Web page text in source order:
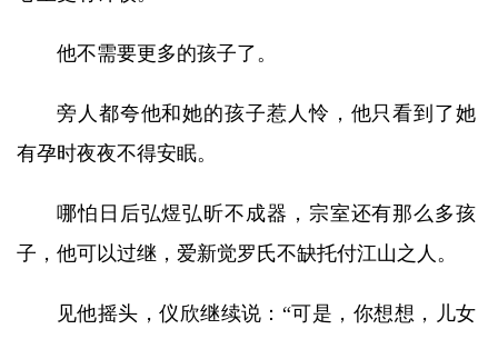
他不需要更多的孩子了。
旁人都夸他和她的孩子惹人怜，他只看到了她
有孕时夜夜不得安眠。
哪怕日后弘煜弘昕不成器，宗室还有那么多孩
子，他可以过继，爱新觉罗氏不缺托付江山之人。
见他摇头，仪欣继续说：“可是，你想想，儿女